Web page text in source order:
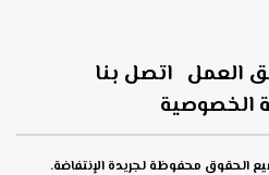
العمل اتصل بنا
الخصوصية